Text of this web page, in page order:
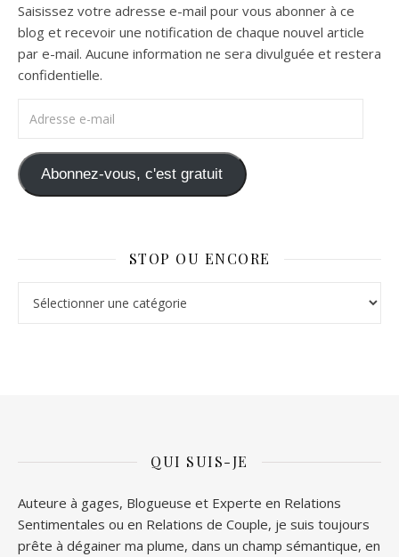
Saisissez votre adresse e-mail pour vous abonner à ce
blog et recevoir une notification de chaque nouvel article
par e-mail. Aucune information ne sera divulguée et restera
confidentielle.
Abonnez-vous, c'est gratuit
STOP OU ENCORE
QUI SUIS-JE
Auteure à gages, Blogueuse et Experte en Relations
Sentimentales ou en Relations de Couple, je suis toujours
prête à dégainer ma plume, dans un champ sémantique, en